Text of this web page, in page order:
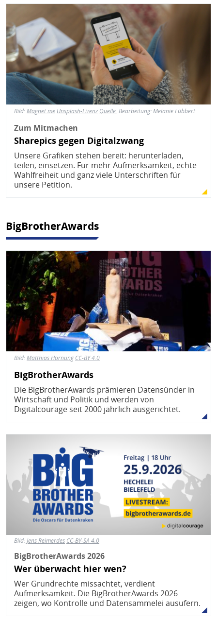
Bild
Bild:Magnet.me Unsplash-Lizenz Quelle, Bearbeitung: Melanie Lübbert
Zum Mitmachen
Sharepics gegen Digitalzwang
Unsere Grafiken stehen bereit: herunterladen,
teilen, einsetzen. Für mehr Aufmerksamkeit, echte
Wahlfreiheit und ganz viele Unterschriften für
unsere Petition.
BigBrotherAwards
Bild
Bild:Matthias Hornung CC-BY 4.0
BigBrotherAwards
Die BigBrotherAwards prämieren Datensünder in
Wirtschaft und Politik und werden von
Digitalcourage seit 2000 jährlich ausgerichtet.
Bild
Bild:Jens Reimerdes CC-BY-SA 4.0
BigBrotherAwards 2026
Wer überwacht hier wen?
Wer Grundrechte missachtet, verdient
Aufmerksamkeit. Die BigBrotherAwards 2026
zeigen, wo Kontrolle und Datensammelei ausufern.